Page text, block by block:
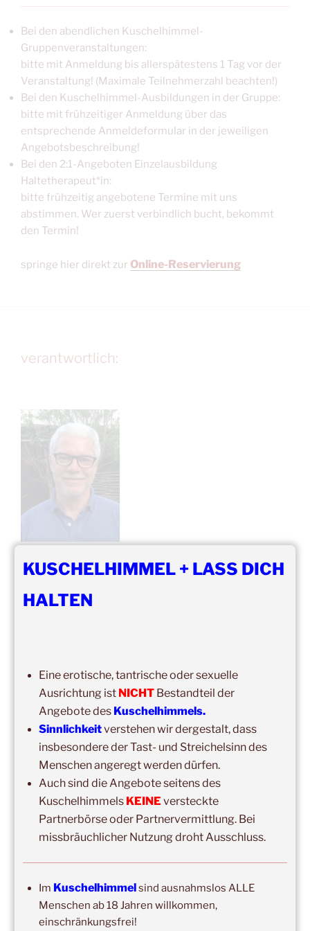
u
k
e
n
Bei den abendlichen Kuschelhimmel-
Gruppenveranstaltungen:
bitte mit Anmeldung bis allerspätestens 1 Tag vor der
Veranstaltung! (Maximale Teilnehmerzahl beachten!)
Bei den Kuschelhimmel-Ausbildungen in der Gruppe:
bitte mit frühzeitiger Anmeldung über das
entsprechende Anmeldeformular in der jeweiligen
Angebotsbeschreibung!
Bei den 2:1-Angeboten Einzelausbildung
Haltetherapeut*in:
bitte frühzeitig angebotene Termine mit uns
abstimmen. Wer zuerst verbindlich bucht, bekommt
den Termin!
springe hier direkt zur Online-Reservierung
verantwortlich:
NEWSLETTER-ANMELDUNG
Vorname
Nachname
Email
KUSCHELHIMMEL + LASS DICH
HALTEN
Eine erotische, tantrische oder sexuelle
Ausrichtung ist NICHTBestandteil der
Angebote des Kuschelhimmels.
Sinnlichkeitverstehen wir dergestalt, dass
insbesondere der Tast- und Streichelsinn des
Menschen angeregt werden dürfen.
Auch sind die Angebote seitens des
Kuschelhimmels KEINE versteckte
Partnerbörse oder Partnervermittlung. Bei
missbräuchlicher Nutzung droht Ausschluss.
Im Kuschelhimmelsind ausnahmslos ALLE
Menschen ab 18 Jahren willkommen,
einschränkungsfrei!